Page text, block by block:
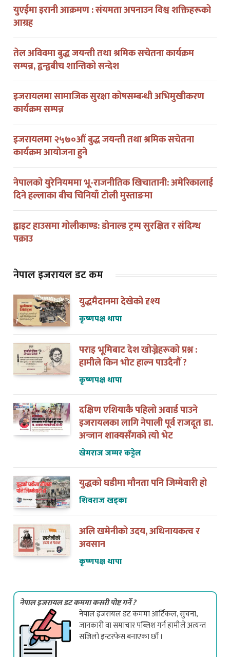
युएईमा इरानी आक्रमण : संयमता अपनाउन विश्व शक्तिहरूको
आग्रह
तेल अविवमा बुद्ध जयन्ती तथा श्रमिक सचेतना कार्यक्रम
सम्पन्न, द्वन्द्वबीच शान्तिको सन्देश
इजरायलमा सामाजिक सुरक्षा कोषसम्बन्धी अभिमुखीकरण
कार्यक्रम सम्पन्न
इजरायलमा २५७०औं बुद्ध जयन्ती तथा श्रमिक सचेतना
कार्यक्रम आयोजना हुने
नेपालको युरेनियममा भू-राजनीतिक खिचातानी: अमेरिकालाई
दिने हल्लाका बीच चिनियाँ टोली मुस्ताङमा
ह्वाइट हाउसमा गोलीकाण्ड: डोनाल्ड ट्रम्प सुरक्षित र संदिग्ध
पक्राउ
नेपाल इजरायल डट कम
युद्धमैदानमा देखेको दृश्य
कृष्णपक्ष थापा
पराइ भूमिबाट देश खोज्नेहरूको प्रश्न :
हामीले किन भोट हाल्न पाउदैनौँ ?
कृष्णपक्ष थापा
दक्षिण एशियाकै पहिलो अवार्ड पाउने
इजरायलका लागि नेपाली पूर्व राजदूत डा.
अन्जान शाक्यसँगको त्यो भेट
खेमराज जम्मर कट्टेल
युद्धको घडीमा मौनता पनि जिम्मेवारी हो
शिवराज खड्का
अलि खमेनीको उदय, अधिनायकत्व र
अवसान
कृष्णपक्ष थापा
नेपाल इजरायल डट कममा कसरी पोष्ट गर्ने ?
नेपाल इजरायल डट कममा आर्टिकल, सुचना,
जानकारी वा समाचार पब्लिश गर्न हामीले अत्यन्त
सजिलो इन्टरफेस बनाएका छौं ।